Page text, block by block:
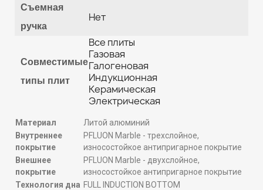
Съемная
ручка
Нет
Совместимые
типы плит
Все плиты
Газовая
Галогеновая
Индукционная
Керамическая
Электрическая
Материал
Литой алюминий
Внутреннее
покрытие
PFLUON Marble - трехслойное,
износостойкое антипригарное покрытие
Внешнее
покрытие
PFLUON Marble - двухслойное,
износостойкое антипригарное покрытие
Технология дна FULL INDUCTION BOTTOM